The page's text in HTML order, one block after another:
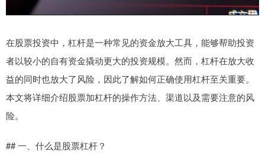
在股票投资中，杠杆是一种常见的资金放大工具，能够帮助投资
者以较小的自有资金撬动更大的投资规模。然而，杠杆在放大收
益的同时也放大了风险，因此了解如何正确使用杠杆至关重要。
本文将详细介绍股票加杠杆的操作方法、渠道以及需要注意的风
险。
## 一、什么是股票杠杆？